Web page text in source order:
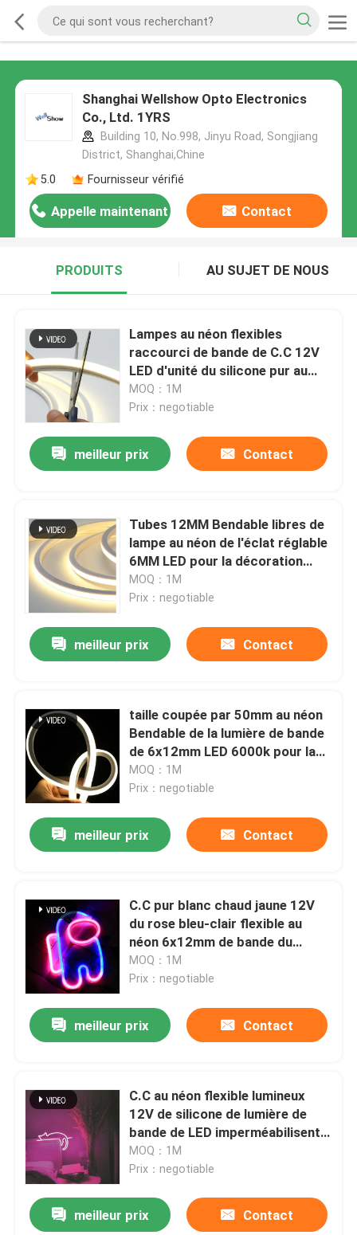
Shanghai Wellshow Opto Electronics
Co., Ltd. 1YRS
Building 10, No.998, Jinyu Road, Songjiang
District, Shanghai,Chine
5.0
Fournisseur vérifié
Appelle maintenant Contact
PRODUITS AU SUJET DE NOUS
Lampes au néon flexibles
raccourci de bande de C.C 12V
LED d'unité du silicone pur au
néon LED de la lumière 9W
6X12MM
MOQ：1M
Prix：negotiable
meilleur prix Contact
Tubes 12MM Bendable libres de
lampe au néon de l'éclat réglable
6MM LED pour la décoration
intérieure
MOQ：1M
Prix：negotiable
meilleur prix Contact
taille coupée par 50mm au néon
Bendable de la lumière de bande
de 6x12mm LED 6000k pour la
décoration de Chambre
MOQ：1M
Prix：negotiable
meilleur prix Contact
C.C pur blanc chaud jaune 12V
du rose bleu-clair flexible au
néon 6x12mm de bande du
silicone 9W
MOQ：1M
Prix：negotiable
meilleur prix Contact
C.C au néon flexible lumineux
12V de silicone de lumière de
bande de LED imperméabilisent
décoratif
MOQ：1M
Prix：negotiable
meilleur prix Contact